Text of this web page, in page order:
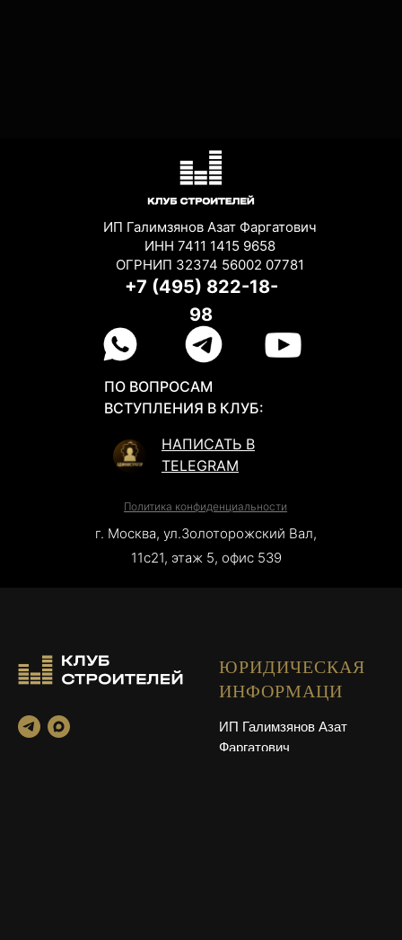
+7 (495) 822-18-
98
Политика конфиденциальности
ИП Галимзянов Азат Фаргатович
ИНН 7411 1415 9658
ОГРНИП 32374 56002 07781
г. Москва, ул.Золоторожский Вал,
11с21, этаж 5, офис 539
ПО ВОПРОСАМ
ВСТУПЛЕНИЯ В КЛУБ:
НАПИСАТЬ В
TELEGRAM
ЮРИДИЧЕСКАЯ
ИНФОРМАЦИ
ИП Галимзянов Азат
Фаргатович